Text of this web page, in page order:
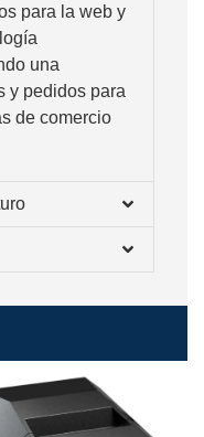
para la web y
una
y pedidos para
de comercio